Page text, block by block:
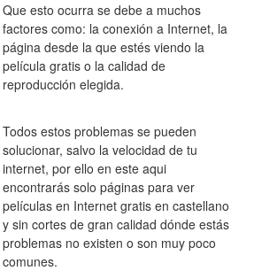
Que esto ocurra se debe a muchos
factores como: la conexión a Internet, la
página desde la que estés viendo la
película gratis o la calidad de
reproducción elegida.
Todos estos problemas se pueden
solucionar, salvo la velocidad de tu
internet, por ello en este aqui
encontrarás solo páginas para ver
películas en Internet gratis en castellano
y sin cortes de gran calidad dónde estás
problemas no existen o son muy poco
comunes.